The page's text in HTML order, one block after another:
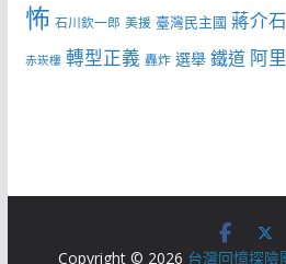
怖 石川欽一郎 美援 臺灣民主國 蔣介石
赤崁樓 轉型正義 轟炸 選舉 鐵道 阿
Copyright © 2026 台灣回憶探險